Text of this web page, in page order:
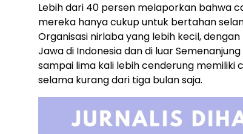
Lebih dari 40 persen melaporkan bahwa
mereka hanya cukup untuk bertahan
Organisasi nirlaba yang lebih kecil,
Jawa di Indonesia dan di luar
sampai lima kali lebih cenderung memiliki
selama kurang dari tiga bulan saja.